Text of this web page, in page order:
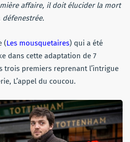
affaire, il doit élucider la mort
défenestrée.
(Les mousquetaires) qui a été
dans cette adaptation de 7
trois premiers reprenant l’intrigue
L’appel du coucou.